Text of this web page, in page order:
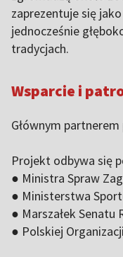
zaprezentuje się
jednocześnie
tradycjach.
Wsparcie i
Głównym
Projekt odbywa się
● Ministra Spraw
● Ministerstwa
● Marszałek Senatu
● Polskiej